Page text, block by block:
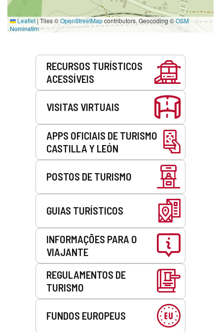
Leaflet | Tiles ©OpenStreetMapcontributors. Geocoding ©OSM
Nominatim
RECURSOS TURÍSTICOS
ACESSÍVEIS
VISITAS VIRTUAIS
APPS OFICIAIS DE TURISMO
CASTILLA Y LEÓN
POSTOS DE TURISMO
GUIAS TURÍSTICOS
INFORMAÇÕES PARA O
VIAJANTE
REGULAMENTOS DE
TURISMO
FUNDOS EUROPEUS